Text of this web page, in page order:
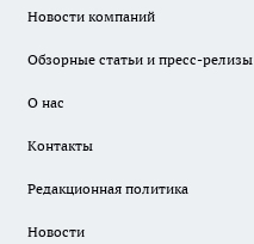
Новости компаний
Обзорные статьи и пресс-релизы
О нас
Контакты
Редакционная политика
Новости